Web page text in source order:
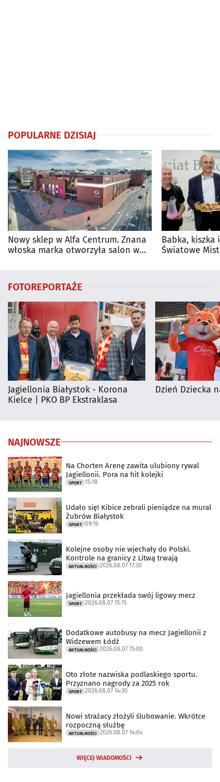
POPULARNE DZISIAJ
Nowy sklep w Alfa Centrum. Znana
włoska marka otworzyła salon w
Babka, kiszka
Światowe
FOTOREPORTAŻE
Jagiellonia Białystok - Korona
Kielce | PKO BP Ekstraklasa
Dzień Dziecka
NAJNOWSZE
Na Chorten Arenę zawita ulubiony rywal
Jagiellonii. Pora na hit kolejki
SPORT 15:18
Udało się! Kibice zebrali pieniądze na mural
Żubrów Białystok
SPORT 09:16
Kolejne osoby nie wjechały do Polski.
Kontrole na granicy z Litwą trwają
AKTUALNOŚCI 2026.08.07 17:30
Jagiellonia przekłada swój ligowy mecz
SPORT 2026.08.07 15:15
Dodatkowe autobusy na mecz Jagiellonii z
Widzewem Łódź
AKTUALNOŚCI 2026.08.07 15:00
Oto złote nazwiska podlaskiego sportu.
Przyznano nagrody za 2025 rok
SPORT 2026.08.07 14:30
Nowi strażacy złożyli ślubowanie. Wkrótce
rozpoczną służbę
AKTUALNOŚCI 2026.08.07 14:04
WIĘCEJ WIADOMOŚCI